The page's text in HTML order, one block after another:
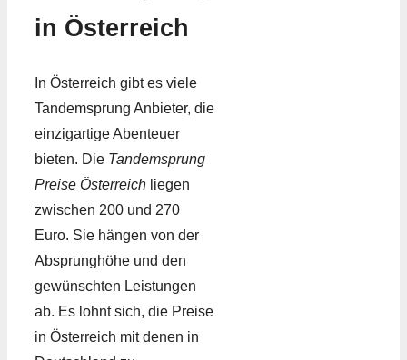
in Österreich
In Österreich gibt es viele
Tandemsprung Anbieter, die
einzigartige Abenteuer
bieten. Die Tandemsprung
Preise Österreich liegen
zwischen 200 und 270
Euro. Sie hängen von der
Absprunghöhe und den
gewünschten Leistungen
ab. Es lohnt sich, die Preise
in Österreich mit denen in